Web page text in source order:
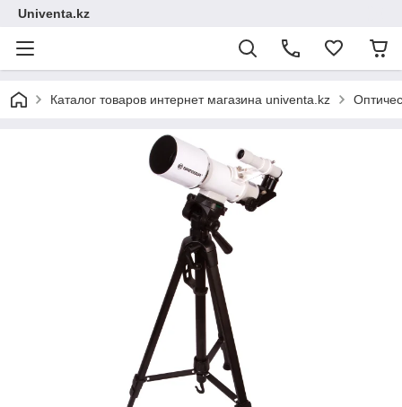
Univenta.kz
Каталог товаров интернет магазина univenta.kz